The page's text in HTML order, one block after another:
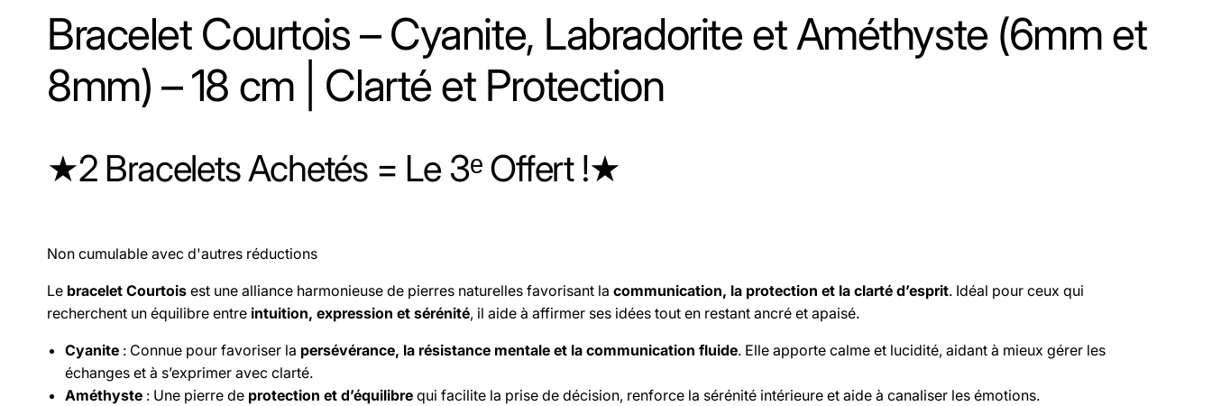
Bracelet Courtois – Cyanite, Labradorite et Améthyste (6mm et
8mm) – 18 cm | Clarté et Protection
★2 Bracelets Achetés = Le 3ᵉ Offert !★
Non cumulable avec d'autres réductions
Le bracelet Courtois est une alliance harmonieuse de pierres naturelles favorisant la communication, la protection et la clarté d’esprit. Idéal pour ceux qui
recherchent un équilibre entre intuition, expression et sérénité, il aide à affirmer ses idées tout en restant ancré et apaisé.
Cyanite : Connue pour favoriser la persévérance, la résistance mentale et la communication fluide. Elle apporte calme et lucidité, aidant à mieux gérer les
échanges et à s’exprimer avec clarté.
Améthyste : Une pierre de protection et d’équilibre qui facilite la prise de décision, renforce la sérénité intérieure et aide à canaliser les émotions.